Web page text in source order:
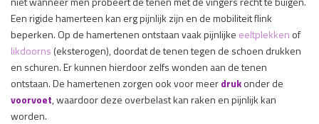
Een rigide hamerteen kan erg pijnlijk zijn en de mobiliteit flink
beperken. Op de hamertenen ontstaan vaak pijnlijke eeltplekken of
likdoorns (eksterogen), doordat de tenen tegen de schoen drukken
en schuren. Er kunnen hierdoor zelfs wonden aan de tenen
ontstaan. De hamertenen zorgen ook voor meerdrukonder de
voorvoet, waardoor deze overbelast kan raken en pijnlijk kan
worden.